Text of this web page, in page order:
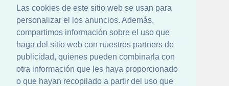
Las cookies de este sitio web se usan para
personalizar el los anuncios. Además,
compartimos información sobre el uso que
haga del sitio web con nuestros partners de
publicidad, quienes pueden combinarla con
otra información que les haya proporcionado
o que hayan recopilado a partir del uso que